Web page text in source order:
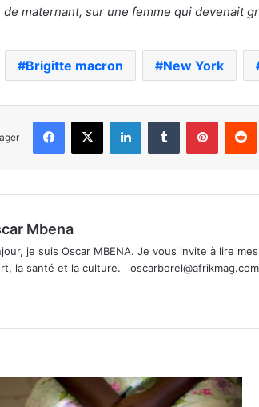
de maternant, sur une femme qui devenait
Brigitte macron New York
Facebook
X LinkedinTumblr Pinterest
Mbena
je suis Oscar MBENA. Je vous invite à lire
la santé et la culture. oscarborel@afrikmag.com